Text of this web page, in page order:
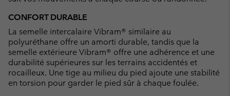
CONFORT DURABLE
La semelle intercalaire Vibram® similaire au
polyuréthane offre un amorti durable, tandis que la
semelle extérieure Vibram® offre une adhérence et une
durabilité supérieures sur les terrains accidentés et
rocailleux. Une tige au milieu du pied ajoute une stabilité
en torsion pour garder le pied sûr à chaque foulée.